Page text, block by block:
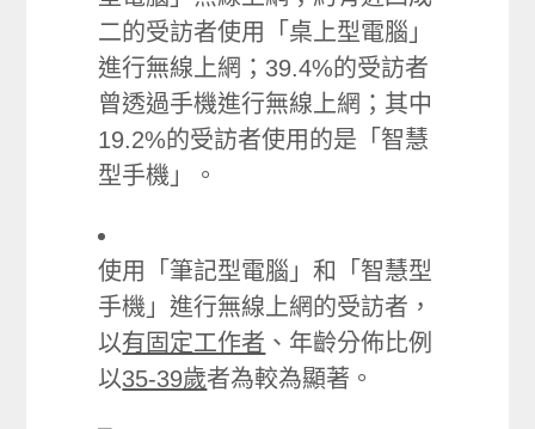
二的受訪者使用「桌上型電腦」
進行無線上網；39.4%的受訪者
曾透過手機進行無線上網；其中
19.2%的受訪者使用的是「智慧
型手機」。
使用「筆記型電腦」和「智慧型
手機」進行無線上網的受訪者，
以有固定工作者 、年齡分佈比例
以35-39歲者為較為顯著。